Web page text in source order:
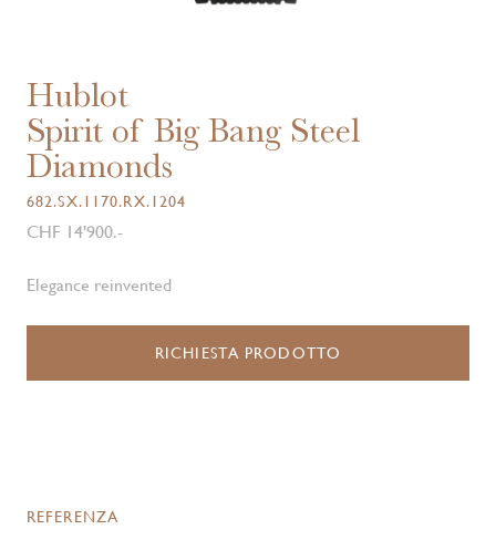
Hublot
Spirit of Big Bang Steel
Diamonds
682.SX.1170.RX.1204
CHF 14'900.-
Elegance reinvented
RICHIESTA PRODOTTO
REFERENZA